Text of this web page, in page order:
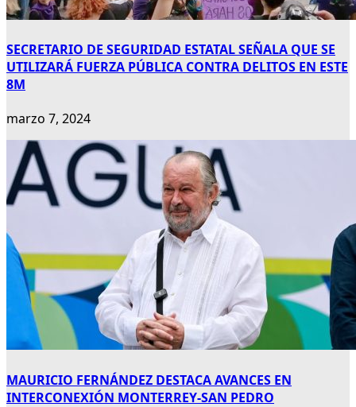
SECRETARIO DE SEGURIDAD ESTATAL SEÑALA QUE SE
UTILIZARÁ FUERZA PÚBLICA CONTRA DELITOS EN ESTE
8M
marzo 7, 2024
MAURICIO FERNÁNDEZ DESTACA AVANCES EN
INTERCONEXIÓN MONTERREY-SAN PEDRO